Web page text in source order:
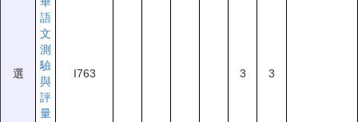
選
語
文
測
驗
與
評
量
I763 3 3